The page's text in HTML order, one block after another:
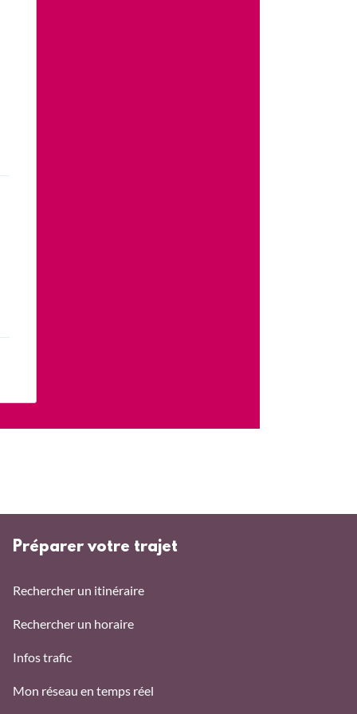
Préparer votre trajet
Rechercher un itinéraire
Rechercher un horaire
Infos trafic
Mon réseau en temps réel